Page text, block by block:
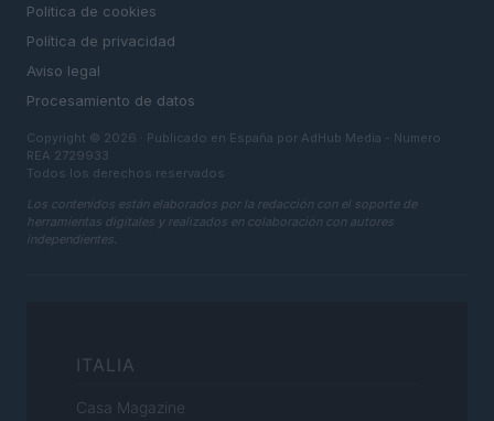
Politica de cookies
Política de privacidad
Aviso legal
Procesamiento de datos
Copyright © 2026 · Publicado en España por AdHub Media - Numero
REA 2729933
Todos los derechos reservados
Los contenidos están elaborados por la redacción con el soporte de
herramientas digitales y realizados en colaboración con autores
independientes.
ITALIA
Casa Magazine